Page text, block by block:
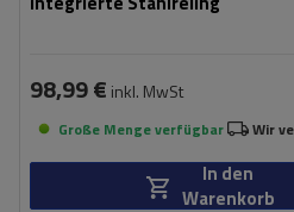
98,99 € inkl. MwSt
Große Menge verfügbar Wir
In den
Warenkorb